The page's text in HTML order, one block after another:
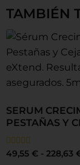
TAMBIÉN
SERUM
PESTAÑAS Y
Valorado
49,55 € - 228,63